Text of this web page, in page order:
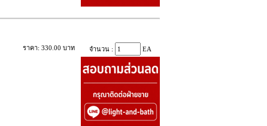
ราคา: 330.00 บาท จำนวน : EA